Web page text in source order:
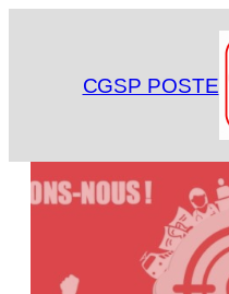
CGSP POSTE